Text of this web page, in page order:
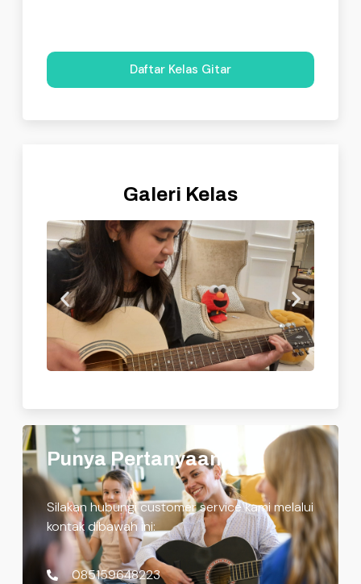
Daftar Kelas Gitar
Galeri Kelas
Punya Pertanyaan?
Silakan hubungi customer service kami melalui
kontak dibawah ini:
085159648223